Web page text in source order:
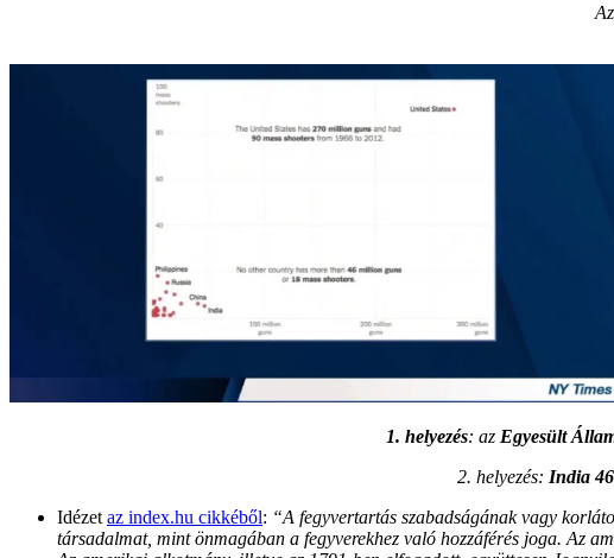
1. helyezés: az Egyesült
2. helyezés: India
Idézet az index.hu cikkéből: “A fegyvertartás szabadságának vagy
társadalmat, mint önmagában a fegyverekhez való hozzáférés joga. Az